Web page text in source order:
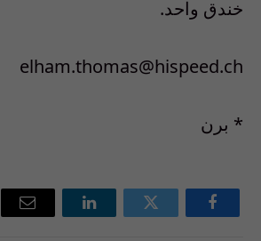
خندق واحد.
elham.thomas@hispeed.ch
* برن
فيسبوك تويتر لينكدإن
البريد